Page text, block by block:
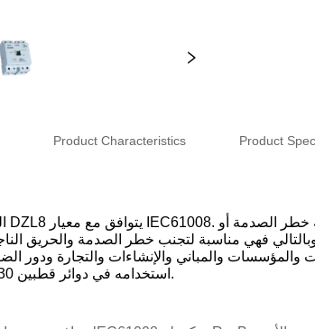
Product Characteristics Product